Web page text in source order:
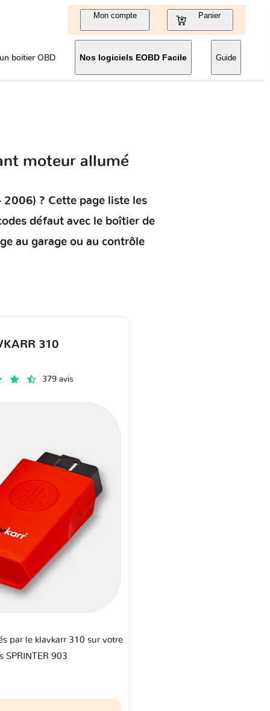
Mon compte Panier
boitier OBD Nos logiciels EOBD Facile Guide
moteur allumé
2006) ? Cette page liste les
défaut avec le boîtier de
au garage ou au contrôle
310
379 avis
par le klavkarr 310 sur votre
SPRINTER 903